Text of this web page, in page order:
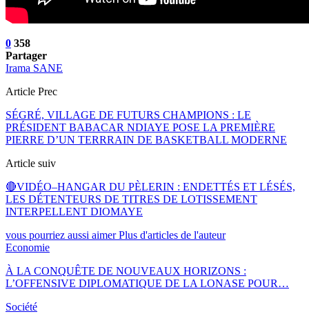
0 358
Partager
Irama SANE
Article Prec
SÉGRÉ, VILLAGE DE FUTURS CHAMPIONS : LE
PRÉSIDENT BABACAR NDIAYE POSE LA PREMIÈRE
PIERRE D’UN TERRRAIN DE BASKETBALL MODERNE
Article suiv
🔴VIDÉO–HANGAR DU PÈLERIN : ENDETTÉS ET LÉSÉS,
LES DÉTENTEURS DE TITRES DE LOTISSEMENT
INTERPELLENT DIOMAYE
vous pourriez aussi aimer Plus d'articles de l'auteur
Economie
À LA CONQUÊTE DE NOUVEAUX HORIZONS :
L’OFFENSIVE DIPLOMATIQUE DE LA LONASE POUR…
Société